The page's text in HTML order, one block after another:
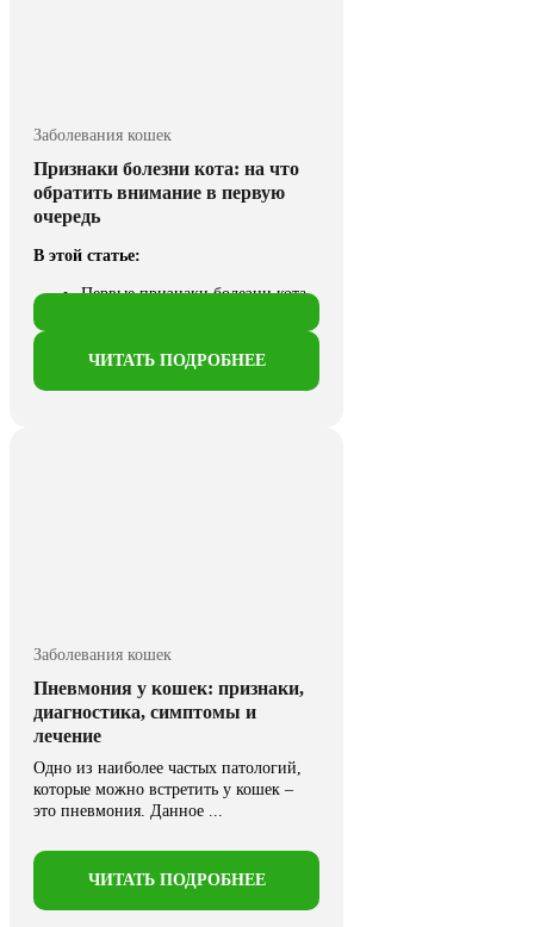
Заболевания кошек
Признаки болезни кота: на что
обратить внимание в первую
очередь
В этой статье:
Первые признаки болезни кота
кошек
ЧИТАТЬ ПОДРОБНЕЕ
Заболевания кошек
Пневмония у кошек: признаки,
диагностика, симптомы и
лечение
Одно из наиболее частых патологий,
которые можно встретить у кошек –
это пневмония. Данное ...
ЧИТАТЬ ПОДРОБНЕЕ